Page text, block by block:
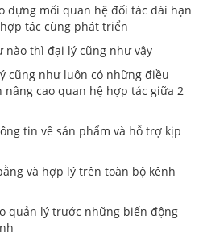
dựng mối quan hệ đối tác dài hạn
tác cùng phát triển
nào thì đại lý cũng như vậy
cũng như luôn có những điều
cao quan hệ hợp tác giữa 2
tin về sản phẩm và hỗ trợ kịp
và hợp lý trên toàn bộ kênh
quản lý trước những biến động